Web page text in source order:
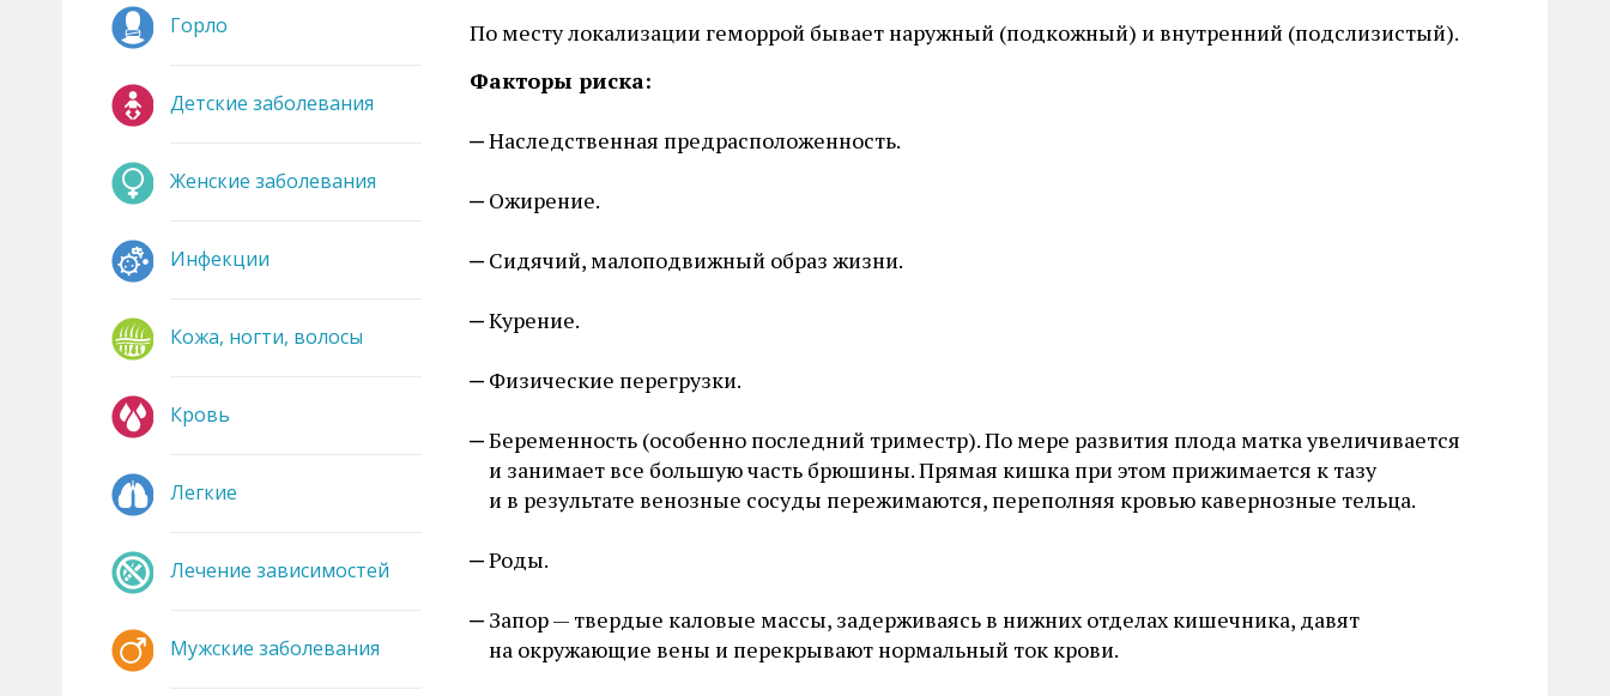
По месту локализации геморрой бывает наружный (подкожный) и внутренний (подслизистый).
Факторы риска:
Наследственная предрасположенность.
Ожирение.
Сидячий, малоподвижный образ жизни.
Курение.
Физические перегрузки.
Беременность (особенно последний триместр). По мере развития плода матка увеличивается
и занимает все большую часть брюшины. Прямая кишка при этом прижимается к тазу
и в результате венозные сосуды пережимаются, переполняя кровью кавернозные тельца.
Роды.
Запор — твердые каловые массы, задерживаясь в нижних отделах кишечника, давят
на окружающие вены и перекрывают нормальный ток крови.
Горло
Детские заболевания
Женские заболевания
Инфекции
Кожа, ногти, волосы
Кровь
Легкие
Лечение зависимостей
Мужские заболевания